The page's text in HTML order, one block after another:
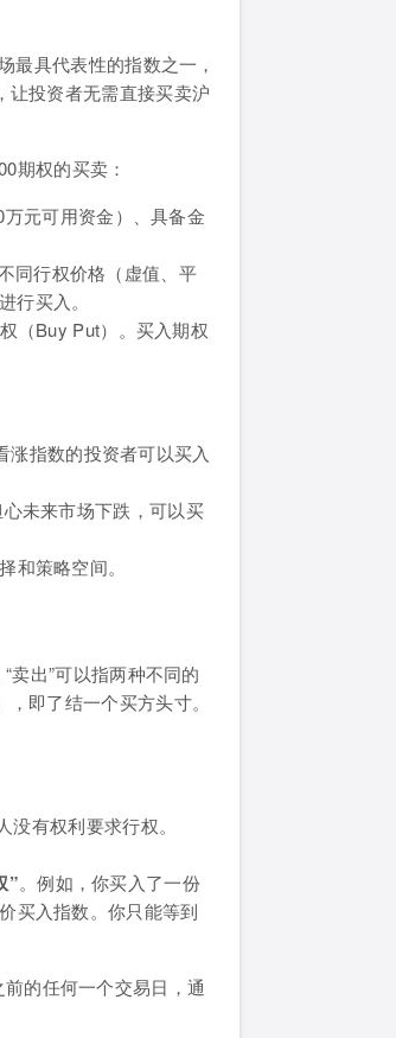
最具代表性的指数之一，
让投资者无需直接买卖沪
期权的买卖：
元可用资金）、具备金
同行权价格（虚值、平
行买入。
（Buy Put）。买入期权
指数的投资者可以买入
未来市场下跌，可以买
和策略空间。
卖出”可以指两种不同的
即了结一个买方头寸。
有权利要求行权。
”。例如，你买入了一份
买入指数。你只能等到
的任何一个交易日，通